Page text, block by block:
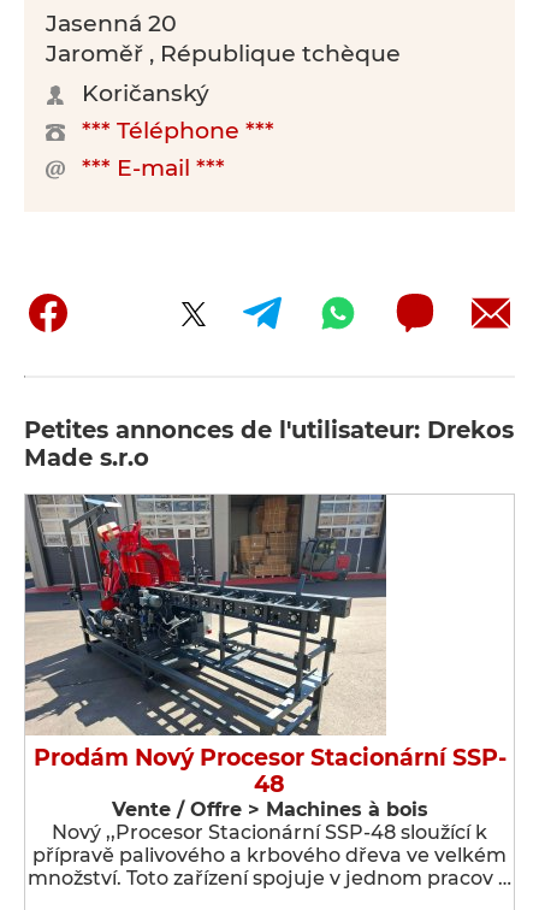
Jasenná 20
Jaroměř , République tchèque
Koričanský
*** Téléphone ***
*** E-mail ***
Petites annonces de l'utilisateur: Drekos
Made s.r.o
Prodám Nový Procesor Stacionární SSP-
48
Vente / Offre > Machines à bois
Nový ,,Procesor Stacionární SSP-48 sloužící k
přípravě palivového a krbového dřeva ve velkém
množství. Toto zařízení spojuje v jednom pracov …